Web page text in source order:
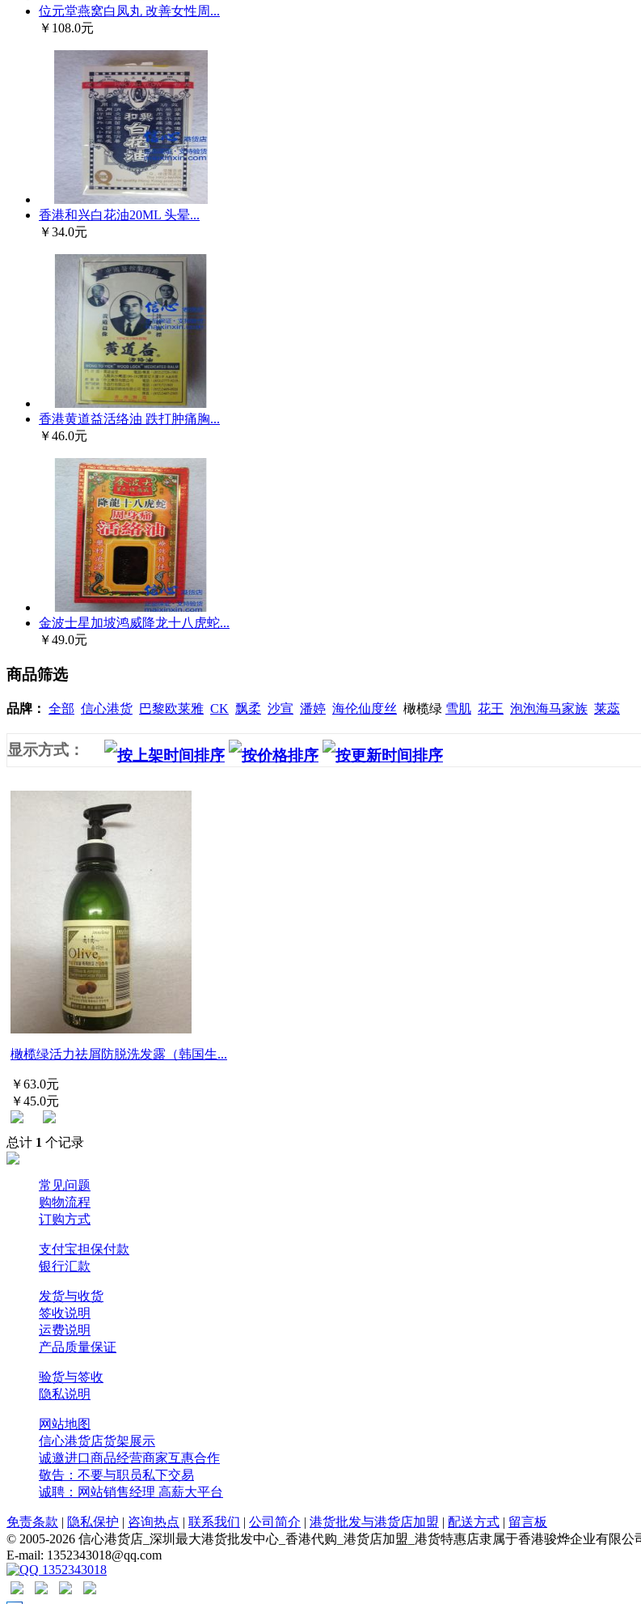
位元堂燕窝白凤丸 改善女性周...
￥108.0元
香港和兴白花油20ML 头晕...
￥34.0元
香港黄道益活络油 跌打肿痛胸...
￥46.0元
金波士星加坡鸿威降龙十八虎蛇...
￥49.0元
商品筛选
品牌： 全部 信心港货 巴黎欧莱雅 CK 飘柔 沙宣 潘婷 海伦仙度丝 橄榄绿 雪肌 花王 泡泡海马家族 莱蕊
显示方式：
橄榄绿活力祛屑防脱洗发露（韩国生...
￥63.0元
￥45.0元
总计 1 个记录
常见问题
购物流程
订购方式
支付宝担保付款
银行汇款
发货与收货
签收说明
运费说明
产品质量保证
验货与签收
隐私说明
网站地图
信心港货店货架展示
诚邀进口商品经营商家互惠合作
敬告：不要与职员私下交易
诚聘：网站销售经理 高薪大平台
免责条款 | 隐私保护 | 咨询热点 | 联系我们 | 公司简介 | 港货批发与港货店加盟 | 配送方式 | 留言板
© 2005-2026 信心港货店_深圳最大港货批发中心_香港代购_港货店加盟_港货特惠店隶属于香港骏烨企业有限公
E-mail: 1352343018@qq.com
1352343018